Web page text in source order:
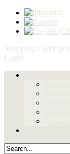
Shopping Cart 0
Login